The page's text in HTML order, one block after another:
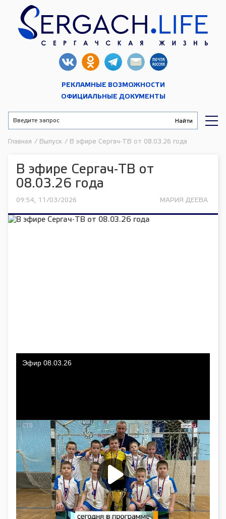
РЕКЛАМНЫЕ ВОЗМОЖНОСТИ
ОФИЦИАЛЬНЫЕ ДОКУМЕНТЫ
Главная / Выпуск / В эфире Сергач-ТВ от 08.03.26 года
В эфире Сергач-ТВ от
08.03.26 года
09:54, 11/03/2026 МАРИЯ ДЕЕВА